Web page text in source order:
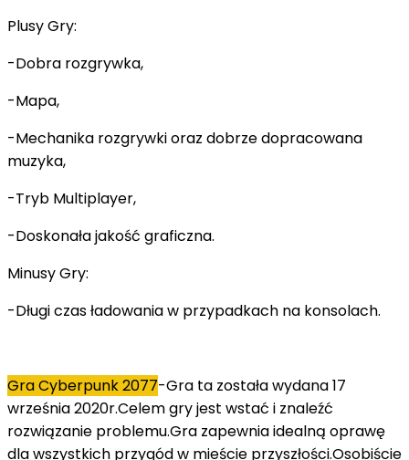
Plusy Gry:
-Dobra rozgrywka,
-Mapa,
-Mechanika rozgrywki oraz dobrze dopracowana
muzyka,
-Tryb Multiplayer,
-Doskonała jakość graficzna.
Minusy Gry:
-Długi czas ładowania w przypadkach na konsolach.
Gra Cyberpunk 2077-Gra ta została wydana 17
września 2020r.Celem gry jest wstać i znaleźć
rozwiązanie problemu.Gra zapewnia idealną oprawę
dla wszystkich przygód w mieście przyszłości.Osobiście